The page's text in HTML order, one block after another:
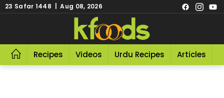
23 Safar 1448 | Aug 08, 2026
Recipes Videos Urdu Recipes Articles